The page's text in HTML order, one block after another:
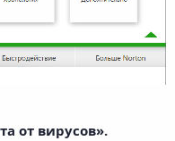
от вирусов».